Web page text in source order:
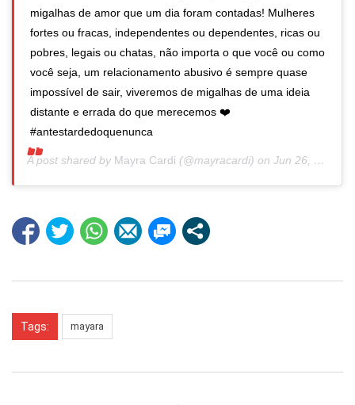
migalhas de amor que um dia foram contadas! Mulheres
fortes ou fracas, independentes ou dependentes, ricas ou
pobres, legais ou chatas, não importa o que você ou como
você seja, um relacionamento abusivo é sempre quase
impossível de sair, viveremos de migalhas de uma ideia
distante e errada do que merecemos ❤️
#antestardedoquenunca
A post shared by Mayra Cardi (@mayracardi) on Jun 26, 2020 at 4:48am PDT
Tags: mayara